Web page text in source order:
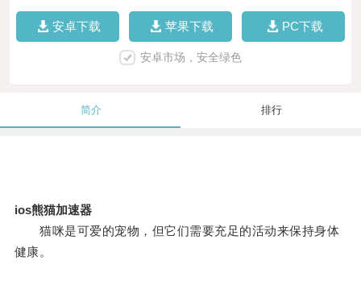
安卓下载 苹果下载 PC下载
安卓市场，安全绿色
简介 排行
ios熊猫加速器
猫咪是可爱的宠物，但它们需要充足的活动来保持身体
健康。